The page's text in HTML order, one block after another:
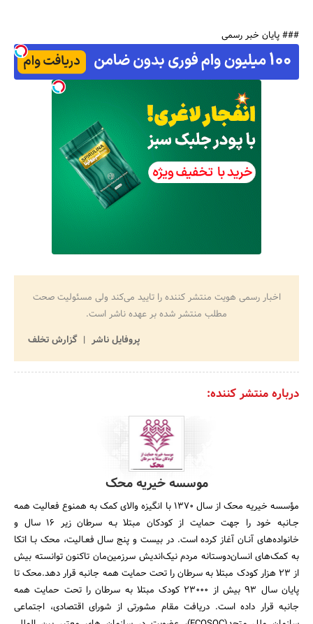
### پایان خبر رسمی
اخبار رسمی هویت منتشر کننده را تایید می‌کند ولی مسئولیت صحت
مطلب منتشر شده بر عهده ناشر است.
پروفایل ناشر
گزارش تخلف
درباره منتشر کننده:
موسسه خیریه محک
مؤسسه خیریه محک از سال 1370 با انگیزه والای کمک به همنوع فعالیت همه
جـانبه خود را جهت حمایت از کودکان مبتلا بـه سرطان زیر 16 سال و
خانواده‌های آنـان آغاز کرده است. در بیست و پنج سال فعـالیت، محک بـا اتکا
به کمک‌های انسان‌دوستانه مردم نیک‌اندیش سرزمین‌مان تاکنون توانسته بیش
از 23 هزار کودک مبتلا به سرطان را تحت حمایت همه جانبه قرار دهد.محک تا
پایان سال 93 بیش از 23000 کودک مبتلا به سرطان را تحت حمایت همه
جانبه قرار داده است. دریافت مقام مشورتی از شورای اقتصادی، اجتماعی